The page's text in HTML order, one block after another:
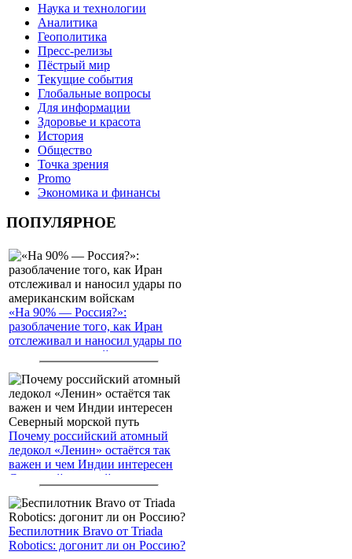
Наука и технологии
Аналитика
Геополитика
Пресс-релизы
Пёстрый мир
Текущие события
Глобальные вопросы
Для информации
Здоровье и красота
История
Общество
Точка зрения
Promo
Экономика и финансы
ПОПУЛЯРНОЕ
«На 90% — Россия?»:
разоблачение того, как Иран
отслеживал и наносил удары по
американским войскам
Почему российский атомный
ледокол «Ленин» остаётся так
важен и чем Индии интересен
Северный морской путь
Беспилотник Bravo от Triada
Robotics: догонит ли он Россию?